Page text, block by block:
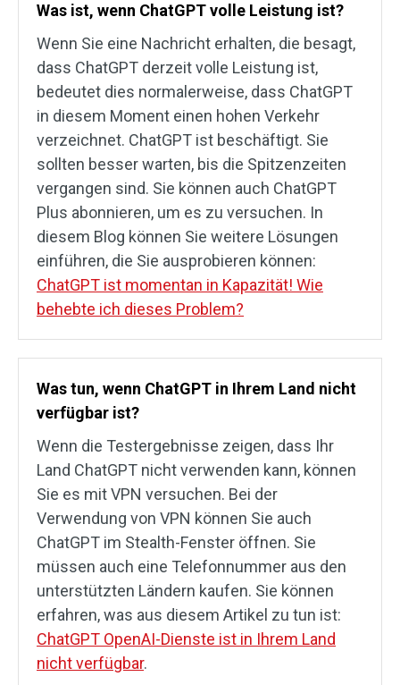
Was ist, wenn ChatGPT volle Leistung ist?
Wenn Sie eine Nachricht erhalten, die besagt,
dass ChatGPT derzeit volle Leistung ist,
bedeutet dies normalerweise, dass ChatGPT
in diesem Moment einen hohen Verkehr
verzeichnet. ChatGPT ist beschäftigt. Sie
sollten besser warten, bis die Spitzenzeiten
vergangen sind. Sie können auch ChatGPT
Plus abonnieren, um es zu versuchen. In
diesem Blog können Sie weitere Lösungen
einführen, die Sie ausprobieren können:
ChatGPT ist momentan in Kapazität! Wie
behebte ich dieses Problem?
Was tun, wenn ChatGPT in Ihrem Land nicht
verfügbar ist?
Wenn die Testergebnisse zeigen, dass Ihr
Land ChatGPT nicht verwenden kann, können
Sie es mit VPN versuchen. Bei der
Verwendung von VPN können Sie auch
ChatGPT im Stealth-Fenster öffnen. Sie
müssen auch eine Telefonnummer aus den
unterstützten Ländern kaufen. Sie können
erfahren, was aus diesem Artikel zu tun ist:
ChatGPT OpenAI-Dienste ist in Ihrem Land
nicht verfügbar.